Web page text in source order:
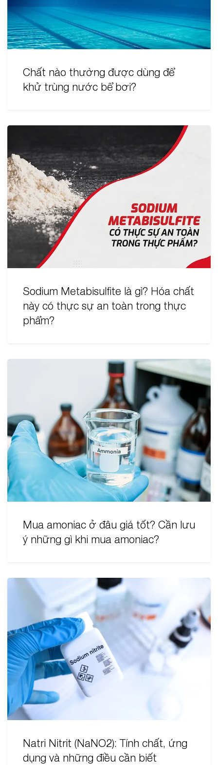
Chất nào thường được dùng để
khử trùng nước bể bơi?
Sodium Metabisulfite là gì? Hóa chất
này có thực sự an toàn trong thực
phẩm?
Mua amoniac ở đâu giá tốt? Cần lưu
ý những gì khi mua amoniac?
Natri Nitrit (NaNO2): Tính chất, ứng
dụng và những điều cần biết